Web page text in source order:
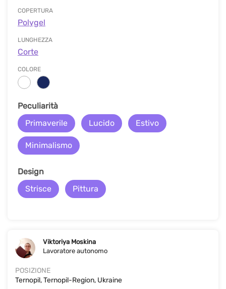
COPERTURA
Polygel
LUNGHEZZA
Corte
COLORE
Peculiarità
Primaverile
Lucido Estivo
Minimalismo
Design
Strisce
Pittura
Viktoriya Moskina
Lavoratore autonomo
POSIZIONE
Ternopil, Ternopil-Region, Ukraine